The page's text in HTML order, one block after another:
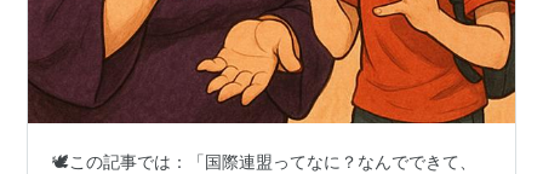
🕊️この記事では：「国際連盟ってなに？なんでできて、